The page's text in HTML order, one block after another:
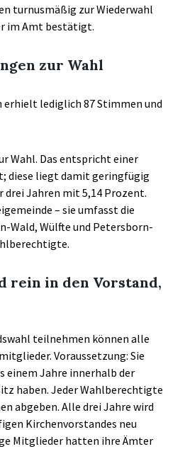
turnusmäßig zur Wiederwahl
im Amt bestätigt.
zur Wahl
erhielt lediglich 87 Stimmen und
Wahl. Das entspricht einer
diese liegt damit geringfügig
drei Jahren mit 5,14 Prozent.
– sie umfasst die
Wald, Wülfte und Petersborn-
rein in den Vorstand,
teilnehmen können alle
Voraussetzung: Sie
einem Jahre innerhalb der
haben. Jeder Wahlberechtigte
abgeben. Alle drei Jahre wird
Kirchenvorstandes neu
Mitglieder hatten ihre Ämter